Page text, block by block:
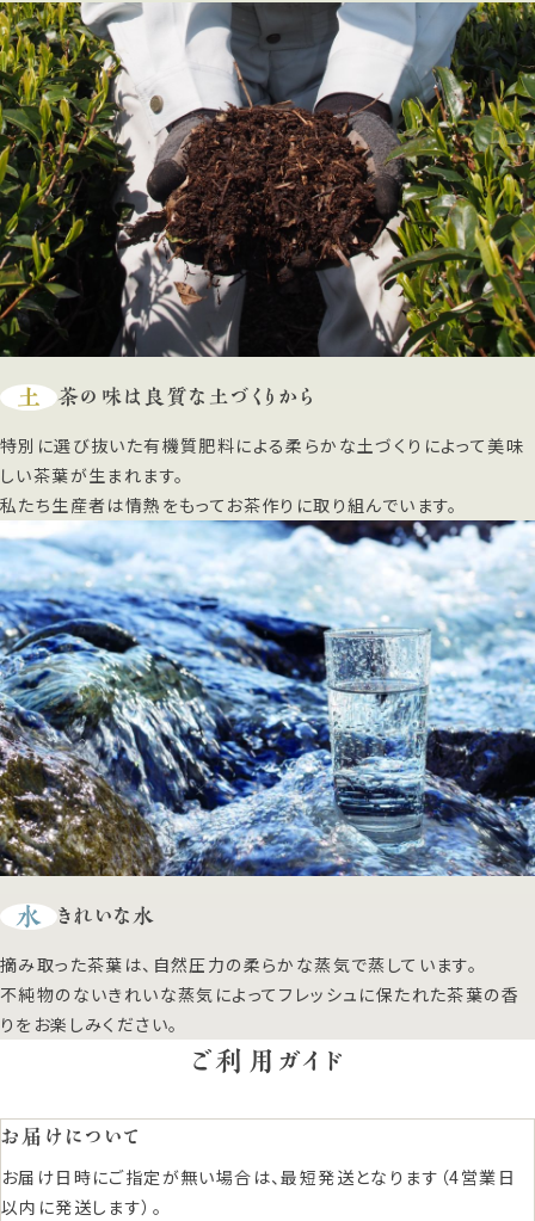
土 茶の味は良質な土づくりから
特別に選び抜いた有機質肥料による柔らかな土づくりによって美味
しい茶葉が生まれます。
私たち生産者は情熱をもってお茶作りに取り組んでいます。
水 きれいな水
摘み取った茶葉は、自然圧力の柔らかな蒸気で蒸しています。
不純物のないきれいな蒸気によってフレッシュに保たれた茶葉の香
りをお楽しみください。
ご利用ガイド
お届けについて
お届け日時にご指定が無い場合は、最短発送となります（4営業日
以内に発送します）。